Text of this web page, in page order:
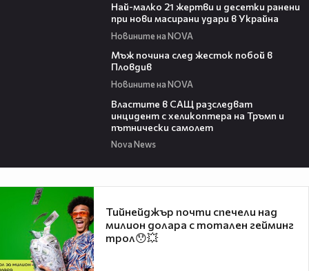
Най-малко 21 жертви и десетки ранени
при нови масирани удари в Украйна
Новините на NOVA
Мъж почина след жесток побой в
Пловдив
Новините на NOVA
Властите в САЩ разследват
инцидент с хеликоптера на Тръмп и
пътнически самолет
Nova News
Тийнейджър почти спечели над
милион долара с тотален гейминг
трол😯💥